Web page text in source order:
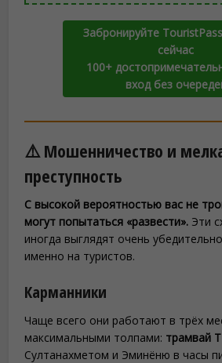
Забронируйте
сейчас
100+
вход без
⚠️ Мошенничество и
преступность
С высокой вероятностью вас не
могут попытаться «развести». Эти
иногда выглядят очень
именно на туристов.
Карманники
Чаще всего они работают в трёх
максимальными толпами: трамвай
Султанахметом и Эминёню в часы